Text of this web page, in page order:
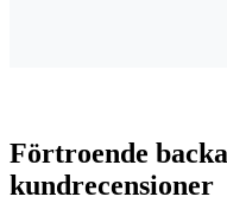
Förtroende
kundrecensioner